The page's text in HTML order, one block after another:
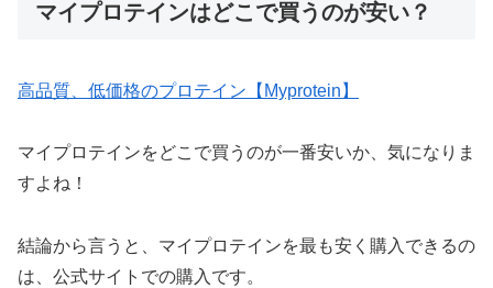
マイプロテインはどこで買うのが安い？
高品質、低価格のプロテイン【Myprotein】
マイプロテインをどこで買うのが一番安いか、気になりま
すよね！
結論から言うと、マイプロテインを最も安く購入できるの
は、公式サイトでの購入です。